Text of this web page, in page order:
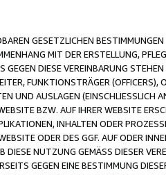
GESETZLICHEN
MIT DER ERSTELLUNG,
DIESE VEREINBARUNG
FUNKTIONSTRÄGER
UND AUSLAGEN (EINSCHLIESSLICH
BZW. AUF IHRER WEBSITE
INHALTEN ODER
ODER DES GGF. AUF ODER
NUTZUNG GEMÄSS DIESER
GEGEN EINE BESTIMMUNG